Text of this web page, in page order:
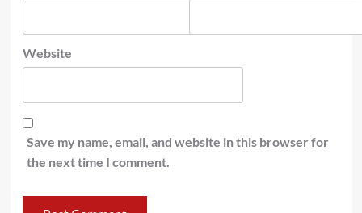
Website
Save my name, email, and website in this browser for
the next time I comment.